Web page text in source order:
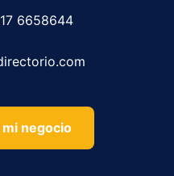
6658644
negocio